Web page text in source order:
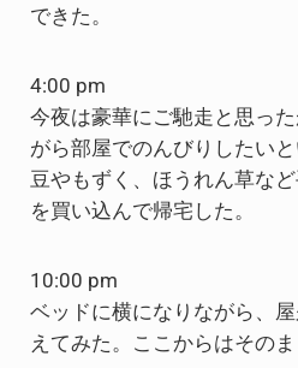
できた。
4:00 pm
今夜は豪華にご馳走と思っ
がら部屋でのんびりしたい
豆やもずく、ほうれん草な
を買い込んで帰宅した。
10:00 pm
ベッドに横になりながら、
えてみた。ここからはそのま